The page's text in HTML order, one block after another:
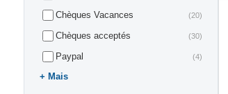
Chèques Vacances (20)
Chèques acceptés (30)
Paypal (4)
Mais